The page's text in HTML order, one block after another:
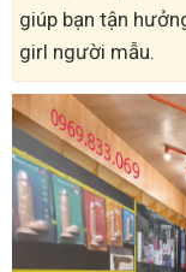
giúp bạn tận
girl người mẫu.